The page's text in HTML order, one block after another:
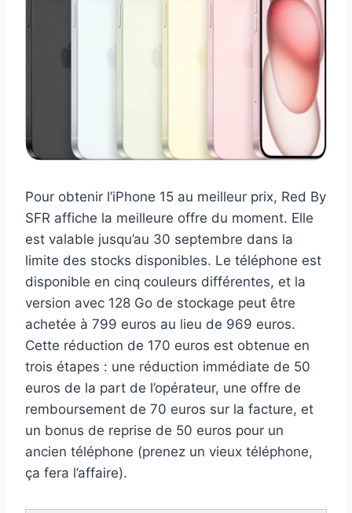
Pour obtenir l’iPhone 15 au meilleur prix, Red By
SFR affiche la meilleure offre du moment. Elle
est valable jusqu’au 30 septembre dans la
limite des stocks disponibles. Le téléphone est
disponible en cinq couleurs différentes, et la
version avec 128 Go de stockage peut être
achetée à 799 euros au lieu de 969 euros.
Cette réduction de 170 euros est obtenue en
trois étapes : une réduction immédiate de 50
euros de la part de l’opérateur, une offre de
remboursement de 70 euros sur la facture, et
un bonus de reprise de 50 euros pour un
ancien téléphone (prenez un vieux téléphone,
ça fera l’affaire).